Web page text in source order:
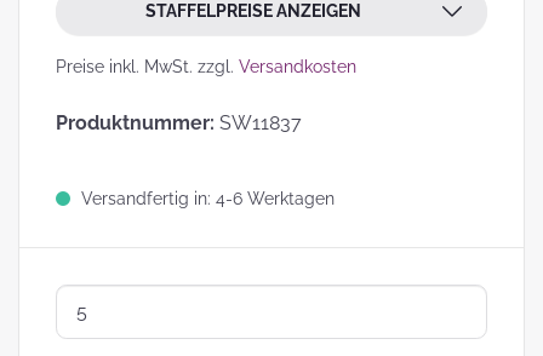
STAFFELPREISE ANZEIGEN
Preise inkl. MwSt. zzgl. Versandkosten
Produktnummer: SW11837
Versandfertig in: 4-6 Werktagen